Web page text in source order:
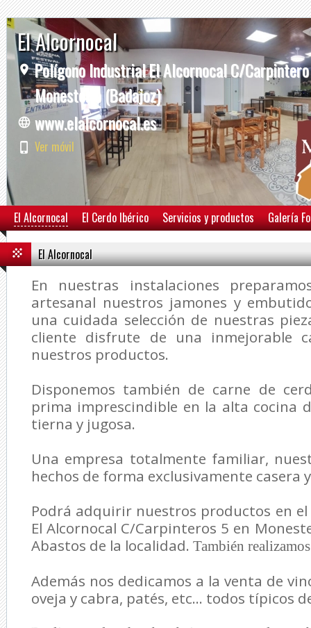
El Alcornocal
Polígono Industrial El Alcornocal C/
Monesterio (Badajoz)
www.elalcornocal.es
Ver móvil
El Alcornocal El Cerdo Ibérico Servicios y productos Galería
El Alcornocal
En nuestras instalaciones
artesanal nuestros jamones y
una cuidada selección de nuestras
cliente disfrute de una inmejorable
nuestros productos.
Disponemos también de carne de
prima imprescindible en la alta cocina
tierna y jugosa.
Una empresa totalmente familiar,
hechos de forma exclusivamente casera
Podrá adquirir nuestros productos en
El Alcornocal C/Carpinteros 5 en
Abastos de la localidad. También
Además nos dedicamos a la venta de
oveja y cabra, patés, etc... todos típicos